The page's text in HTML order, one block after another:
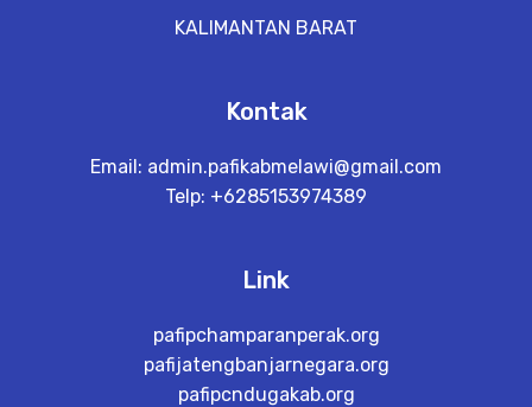
KALIMANTAN BARAT
Kontak
Email: admin.pafikabmelawi@gmail.com
Telp: +6285153974389
Link
pafipchamparanperak.org
pafijatengbanjarnegara.org
pafipcndugakab.org